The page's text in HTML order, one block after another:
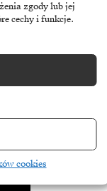
zgody lub jej
cechy i funkcje.
cookies